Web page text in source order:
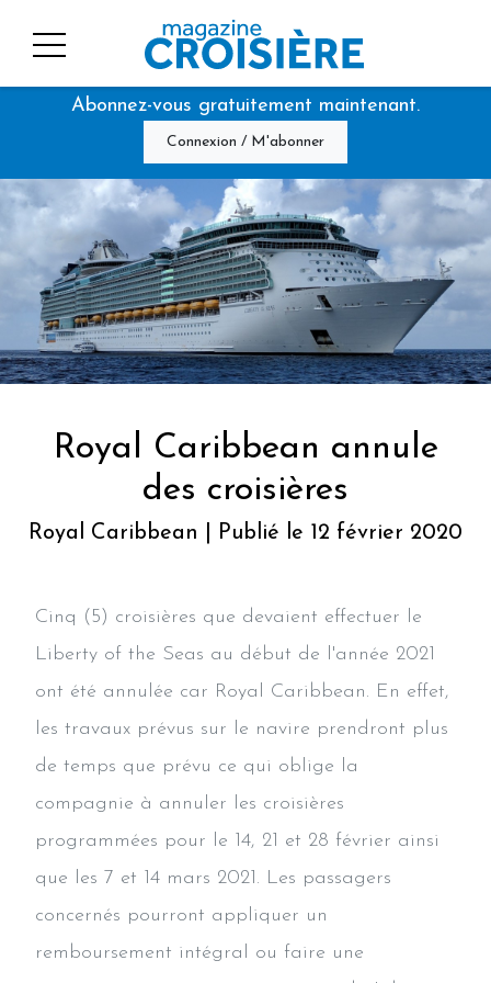
Abonnez-vous gratuitement maintenant.
Connexion / M'abonner
Royal Caribbean annule
des croisières
Royal Caribbean | Publié le 12 février 2020
Cinq (5) croisières que devaient effectuer le
Liberty of the Seas au début de l'année 2021
ont été annulée car Royal Caribbean. En effet,
les travaux prévus sur le navire prendront plus
de temps que prévu ce qui oblige la
compagnie à annuler les croisières
programmées pour le 14, 21 et 28 février ainsi
que les 7 et 14 mars 2021. Les passagers
concernés pourront appliquer un
remboursement intégral ou faire une